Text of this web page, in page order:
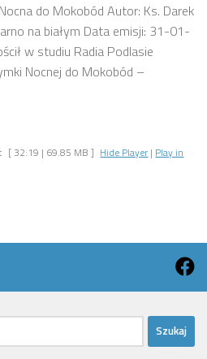
do Mokobód Autor: Ks. Darek
na białym Data emisji: 31-01-
w studiu Radia Podlasie
Nocnej do Mokobód –
[ 32:19 | 69.85 MB ] Hide Player | Play in